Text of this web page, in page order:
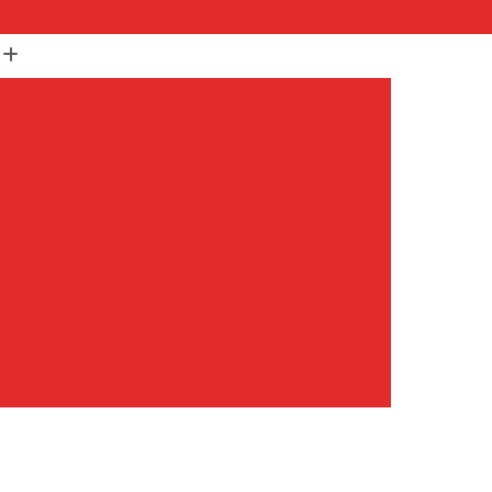
Condicionado Portatil